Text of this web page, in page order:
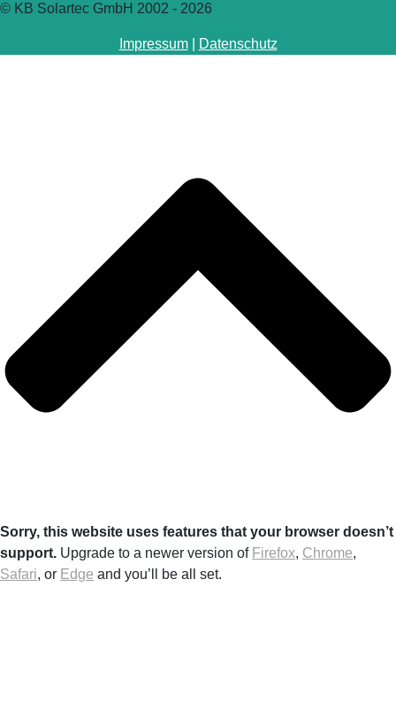
© KB Solartec GmbH 2002 - 2026
Impressum| Datenschutz
Sorry, this website uses features that your browser doesn’t
support. Upgrade to a newer version of Firefox, Chrome,
Safari, or Edge and you’ll be all set.